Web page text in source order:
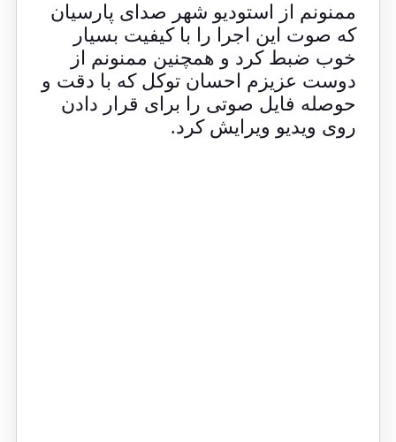
ممنونم از استودیو شهر صدای پارسیان
که صوت این اجرا را با کیفیت بسیار
خوب ضبط کرد و همچنین ممنونم از
دوست عزیزم احسان توکل که با دقت و
حوصله فایل صوتی را برای قرار دادن
روی ویدیو ویرایش کرد.